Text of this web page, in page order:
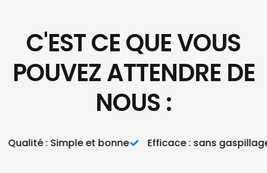
C'EST CE QUE VOUS
POUVEZ ATTENDRE DE
NOUS :
: Simple et bonne Efficace : sans gaspillage